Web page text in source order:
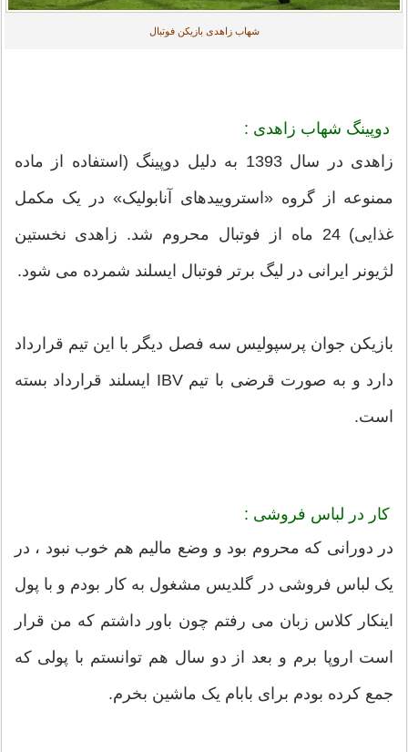
شهاب زاهدی بازیکن فوتبال
دوپینگ شهاب زاهدی :
زاهدی در سال 1393 به دلیل دوپینگ (استفاده از ماده
ممنوعه از گروه «استروییدهای آنابولیک» در یک مکمل
غذایی) 24 ماه از فوتبال محروم شد. زاهدی نخستین
لژیونر ایرانی در لیگ برتر فوتبال ایسلند شمرده می شود.
بازیکن جوان پرسپولیس سه فصل ديگر با این تیم قرارداد
دارد و به صورت قرضی با تیم IBV ایسلند قرارداد بسته
است.
کار در لباس فروشی :
در دورانی که محروم بود و وضع مالیم هم خوب نبود ، در
یک لباس فروشی در گلدیس مشغول به کار بودم و با پول
اینکار کلاس زبان می رفتم چون باور داشتم که من قرار
است اروپا برم و بعد از دو سال هم توانستم با پولی که
جمع کرده بودم برای بابام یک ماشین بخرم.